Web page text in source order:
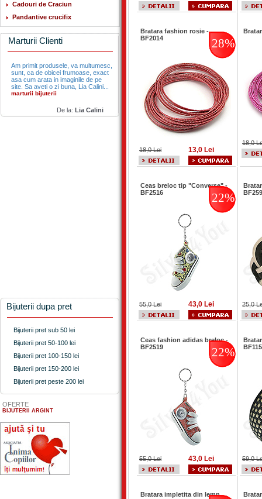
Cadouri de Craciun
Pandantive crucifix
Marturii Clienti
Am primit produsele, va multumesc,
sunt, ca de obicei frumoase, exact
asa cum arata in imaginile de pe
site. Sa aveti o zi buna, Lia Calini...
marturii bijuterii
De la: Lia Calini
Bijuterii dupa pret
Bijuterii pret sub 50 lei
Bijuterii pret 50-100 lei
Bijuterii pret 100-150 lei
Bijuterii pret 150-200 lei
Bijuterii pret peste 200 lei
OFERTE
BIJUTERII ARGINT
Bratara fashion rosie -
BF2014
28%
18,0 Lei 13,0 Lei
18,0
Ceas breloc tip "Converse" -
BF2516
22%
55,0 Lei 43,0 Lei 25,0
Ceas fashion adidas breloc -
BF2519
22%
55,0 Lei 43,0 Lei 59,0
Bratara impletita din lemn